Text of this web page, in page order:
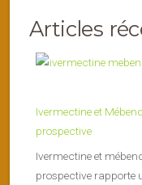
Articles
Ivermectine et
prospective
Ivermectine et
prospective rapporte